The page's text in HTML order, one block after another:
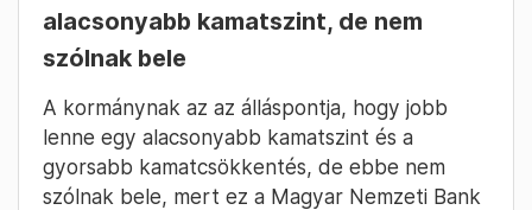
alacsonyabb kamatszint, de nem
szólnak bele
A kormánynak az az álláspontja, hogy jobb
lenne egy alacsonyabb kamatszint és a
gyorsabb kamatcsökkentés, de ebbe nem
szólnak bele, mert ez a Magyar Nemzeti Bank